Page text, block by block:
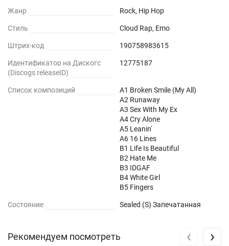
Жанр Rock, Hip Hop
Стиль Cloud Rap, Emo
Штрих-код 190758983615
Идентификатор на Дискогс
(Discogs releaseID)
12775187
Список композиций
A1 Broken Smile (My All)
A2 Runaway
A3 Sex With My Ex
A4 Cry Alone
A5 Leanin'
A6 16 Lines
B1 Life Is Beautiful
B2 Hate Me
B3 IDGAF
B4 White Girl
B5 Fingers
Состояние Sealed (S) Запечатанная
Рекомендуем посмотреть ‹ ›